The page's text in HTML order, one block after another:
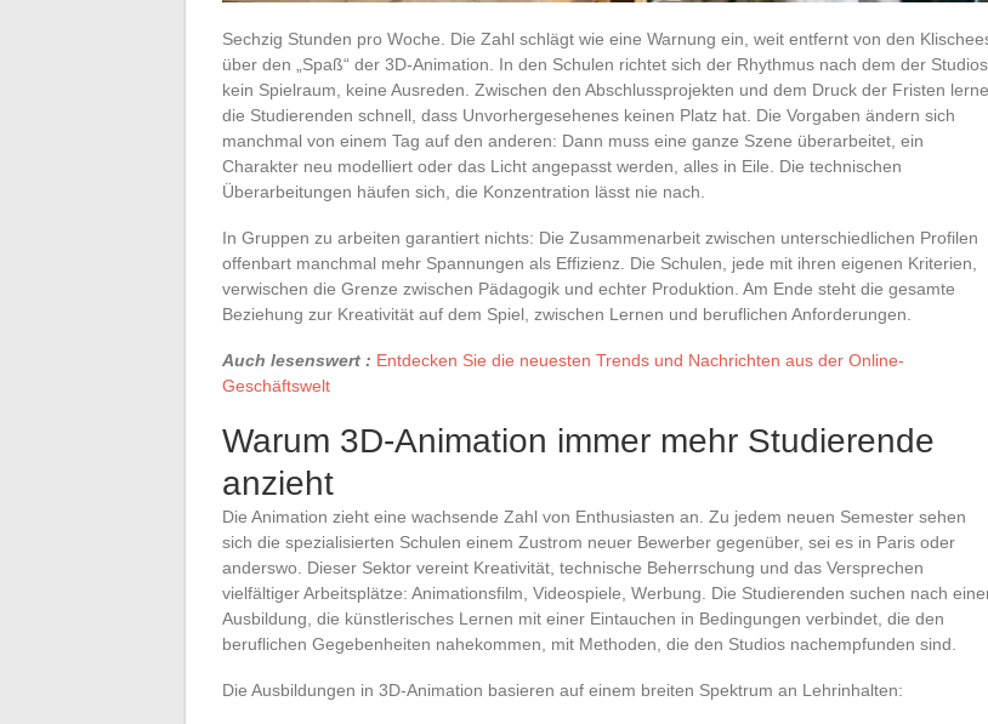
Sechzig Stunden pro Woche. Die Zahl schlägt wie eine Warnung ein, weit entfernt von den
über den „Spaß“ der 3D-Animation. In den Schulen richtet sich der Rhythmus nach dem der
kein Spielraum, keine Ausreden. Zwischen den Abschlussprojekten und dem Druck der Fristen
die Studierenden schnell, dass Unvorhergesehenes keinen Platz hat. Die Vorgaben ändern sich
manchmal von einem Tag auf den anderen: Dann muss eine ganze Szene überarbeitet, ein
Charakter neu modelliert oder das Licht angepasst werden, alles in Eile. Die technischen
Überarbeitungen häufen sich, die Konzentration lässt nie nach.
In Gruppen zu arbeiten garantiert nichts: Die Zusammenarbeit zwischen unterschiedlichen Profilen
offenbart manchmal mehr Spannungen als Effizienz. Die Schulen, jede mit ihren eigenen Kriterien,
verwischen die Grenze zwischen Pädagogik und echter Produktion. Am Ende steht die gesamte
Beziehung zur Kreativität auf dem Spiel, zwischen Lernen und beruflichen Anforderungen.
Auch lesenswert : Entdecken Sie die neuesten Trends und Nachrichten aus der Online-
Geschäftswelt
Warum 3D-Animation immer mehr Studierende
anzieht
Die Animation zieht eine wachsende Zahl von Enthusiasten an. Zu jedem neuen Semester sehen
sich die spezialisierten Schulen einem Zustrom neuer Bewerber gegenüber, sei es in Paris oder
anderswo. Dieser Sektor vereint Kreativität, technische Beherrschung und das Versprechen
vielfältiger Arbeitsplätze: Animationsfilm, Videospiele, Werbung. Die Studierenden suchen nach
Ausbildung, die künstlerisches Lernen mit einer Eintauchen in Bedingungen verbindet, die den
beruflichen Gegebenheiten nahekommen, mit Methoden, die den Studios nachempfunden sind.
Die Ausbildungen in 3D-Animation basieren auf einem breiten Spektrum an Lehrinhalten: